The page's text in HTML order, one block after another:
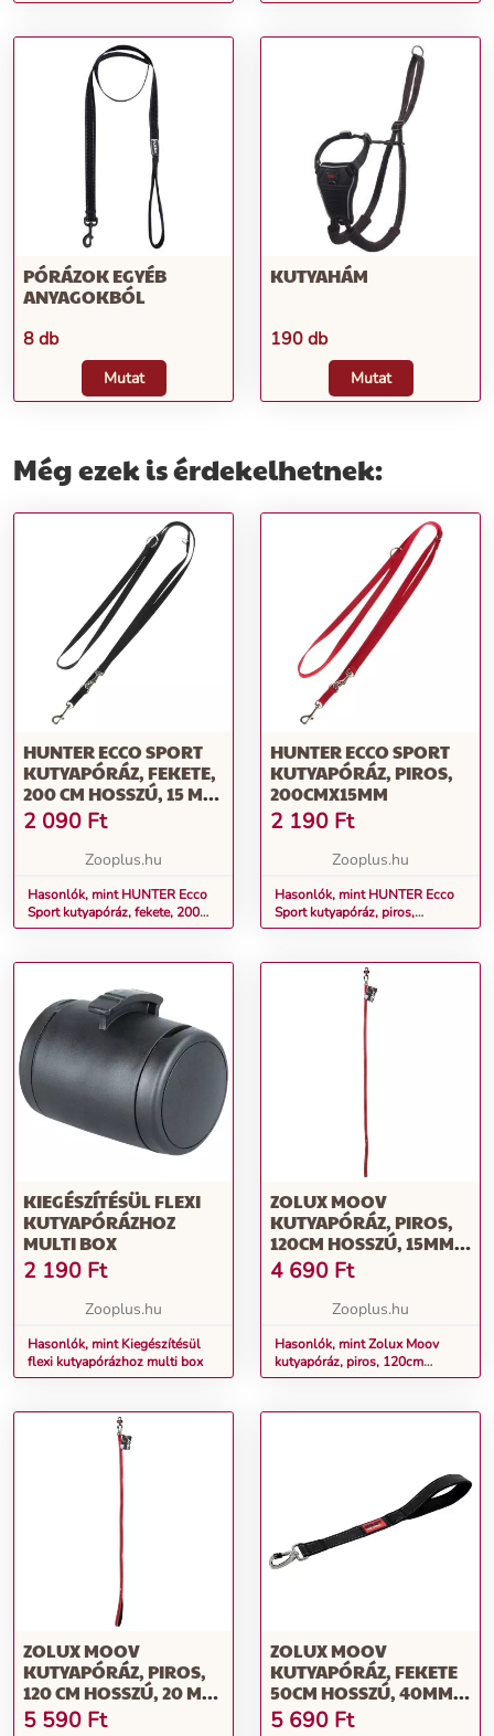
PÓRÁZOK EGYÉB
ANYAGOKBÓL
8 db
Mutat
KUTYAHÁM
190 db
Mutat
Még ezek is érdekelhetnek:
HUNTER ECCO SPORT
KUTYAPÓRÁZ, FEKETE,
200 CM HOSSZÚ, 15 MM
SZÉLES
2 090 Ft
Zooplus.hu
Hasonlók, mint HUNTER Ecco
Sport kutyapóráz, fekete, 200
cm hosszú, 15 mm széles
HUNTER ECCO SPORT
KUTYAPÓRÁZ, PIROS,
200CMX15MM
2 190 Ft
Zooplus.hu
Hasonlók, mint HUNTER Ecco
Sport kutyapóráz, piros,
200cmx15mm
KIEGÉSZÍTÉSÜL FLEXI
KUTYAPÓRÁZHOZ
MULTI BOX
2 190 Ft
Zooplus.hu
Hasonlók, mint Kiegészítésül
flexi kutyapórázhoz multi box
ZOLUX MOOV
KUTYAPÓRÁZ, PIROS,
120CM HOSSZÚ, 15MM
SZÉLES
4 690 Ft
Zooplus.hu
Hasonlók, mint Zolux Moov
kutyapóráz, piros, 120cm
hosszú, 15mm széles
ZOLUX MOOV
KUTYAPÓRÁZ, PIROS,
120 CM HOSSZÚ, 20 MM
SZÉLES
5 590 Ft
ZOLUX MOOV
KUTYAPÓRÁZ, FEKETE
50CM HOSSZÚ, 40MM
SZÉLES
5 690 Ft